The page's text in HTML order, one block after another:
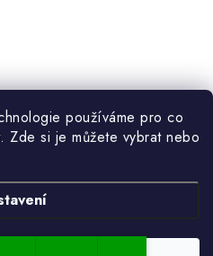
používáme pro co
Zde si je můžete vybrat nebo